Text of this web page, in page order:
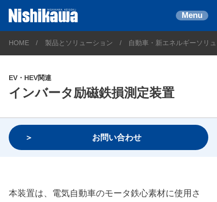
Menu
HOME 製品とソリューション 自動車・新エネルギーソリ
EV・HEV関連
インバータ励磁鉄損測定装置
お問い合わせ
本装置は、電気自動車のモータ鉄心素材に使用さ